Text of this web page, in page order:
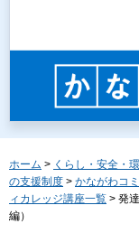
ホーム > くらし・安全・
の支援制度 > かながわコ
ィカレッジ講座一覧 > 発
編）